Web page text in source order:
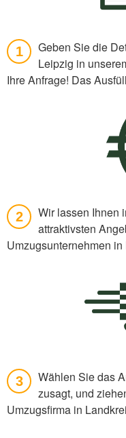
1
Geben Sie die
Leipzig in
Ihre Anfrage! Das
2
Wir lassen Ihnen
attraktivsten
Umzugsunternehmen
3
Wählen Sie das
zusagt, und
Umzugsfirma in